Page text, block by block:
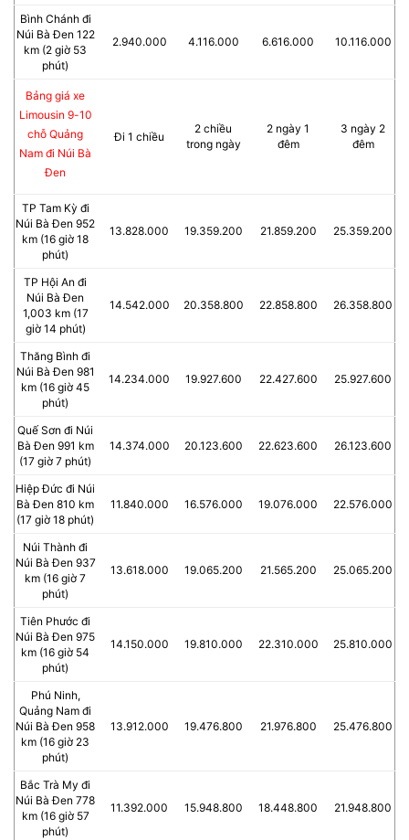
Bình Chánh đi
Núi Bà Đen 122
km (2 giờ 53
phút)
2.940.000 4.116.000 6.616.000 10.116.000
Bảng giá xe
Limousin 9-10
chỗ Quảng
Nam đi Núi Bà
Đen
Đi 1 chiều
2 chiều
trong ngày
2 ngày 1
đêm
3 ngày 2
đêm
TP Tam Kỳ đi
Núi Bà Đen 952
km (16 giờ 18
phút)
13.828.000 19.359.200 21.859.200 25.359.200
TP Hội An đi
Núi Bà Đen
1,003 km (17
giờ 14 phút)
14.542.000 20.358.800 22.858.800 26.358.800
Thăng Bình đi
Núi Bà Đen 981
km (16 giờ 45
phút)
14.234.000 19.927.600 22.427.600 25.927.600
Quế Sơn đi Núi
Bà Đen 991 km
(17 giờ 7 phút)
14.374.000 20.123.600 22.623.600 26.123.600
Hiệp Đức đi Núi
Bà Đen 810 km
(17 giờ 18 phút)
11.840.000 16.576.000 19.076.000 22.576.000
Núi Thành đi
Núi Bà Đen 937
km (16 giờ 7
phút)
13.618.000 19.065.200 21.565.200 25.065.200
Tiên Phước đi
Núi Bà Đen 975
km (16 giờ 54
phút)
14.150.000 19.810.000 22.310.000 25.810.000
Phú Ninh,
Quảng Nam đi
Núi Bà Đen 958
km (16 giờ 23
phút)
13.912.000 19.476.800 21.976.800 25.476.800
Bắc Trà My đi
Núi Bà Đen 778
km (16 giờ 57
phút)
11.392.000 15.948.800 18.448.800 21.948.800